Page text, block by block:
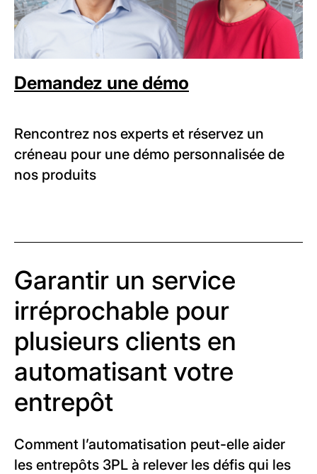
Demandez une démo
Rencontrez nos experts et réservez un
créneau pour une démo personnalisée de
nos produits
Garantir un service
irréprochable pour
plusieurs clients en
automatisant votre
entrepôt
Comment l’automatisation peut-elle aider
les entrepôts 3PL à relever les défis qui les